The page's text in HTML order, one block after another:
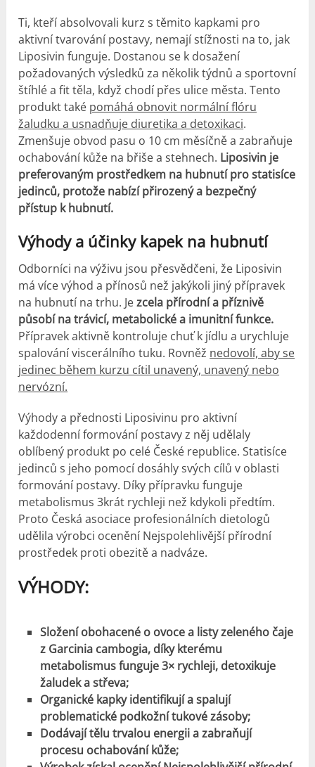
Ti, kteří absolvovali kurz s těmito kapkami pro
aktivní tvarování postavy, nemají stížnosti na to, jak
Liposivin funguje. Dostanou se k dosažení
požadovaných výsledků za několik týdnů a sportovní
štíhlé a fit těla, když chodí přes ulice města. Tento
produkt také pomáhá obnovit normální flóru
žaludku a usnadňuje diuretika a detoxikaci.
Zmenšuje obvod pasu o 10 cm měsíčně a zabraňuje
ochabování kůže na břiše a stehnech. Liposivin je
preferovaným prostředkem na hubnutí pro statisíce
jedinců, protože nabízí přirozený a bezpečný
přístup k hubnutí.
Výhody a účinky kapek na hubnutí
Odborníci na výživu jsou přesvědčeni, že Liposivin
má více výhod a přínosů než jakýkoli jiný přípravek
na hubnutí na trhu. Jezcela přírodní a příznivě
působí na trávicí, metabolické a imunitní funkce.
Přípravek aktivně kontroluje chuť k jídlu a urychluje
spalování viscerálního tuku. Rovněž nedovolí, aby se
jedinec během kurzu cítil unavený, unavený nebo
nervózní.
Výhody a přednosti Liposivinu pro aktivní
každodenní formování postavy z něj udělaly
oblíbený produkt po celé České republice. Statisíce
jedinců s jeho pomocí dosáhly svých cílů v oblasti
formování postavy. Díky přípravku funguje
metabolismus 3krát rychleji než kdykoli předtím.
Proto Česká asociace profesionálních dietologů
udělila výrobci ocenění Nejspolehlivější přírodní
prostředek proti obezitě a nadváze.
VÝHODY:
Složení obohacené o ovoce a listy zeleného čaje
z Garcinia cambogia, díky kterému
metabolismus funguje 3× rychleji, detoxikuje
žaludek a střeva;
Organické kapky identifikují a spalují
problematické podkožní tukové zásoby;
Dodávají tělu trvalou energii a zabraňují
procesu ochabování kůže;